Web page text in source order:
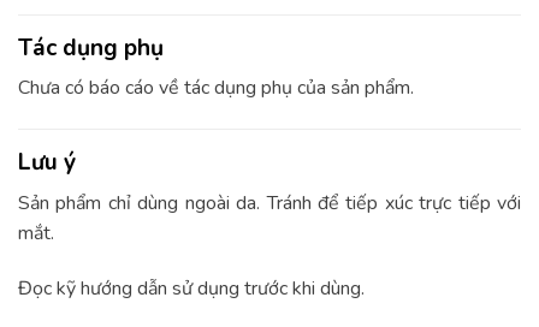
Tác dụng phụ
Chưa có báo cáo về tác dụng phụ của sản phẩm.
Lưu ý
Sản phẩm chỉ dùng ngoài da. Tránh để tiếp xúc trực tiếp với
mắt.
Đọc kỹ hướng dẫn sử dụng trước khi dùng.